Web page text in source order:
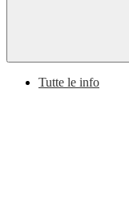
Tutte le info